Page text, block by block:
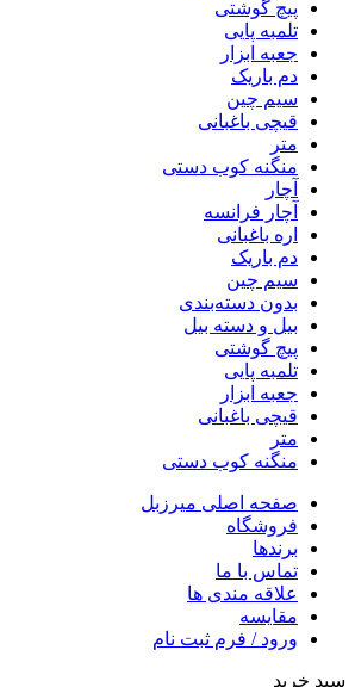
پیچ گوشتی
تلمبه پایی
جعبه ابزار
دم باریک
سیم چین
قیچی باغبانی
متر
منگنه کوب دستی
آچار
آچار فرانسه
اره باغبانی
دم باریک
سیم چین
بدون دسته‌بندی
بیل و دسته بیل
پیچ گوشتی
تلمبه پایی
جعبه ابزار
قیچی باغبانی
متر
منگنه کوب دستی
صفحه اصلی میرزبل
فروشگاه
برندها
تماس با ما
علاقه مندی ها
مقایسه
ورود / فرم ثبت نام
سبد خرید